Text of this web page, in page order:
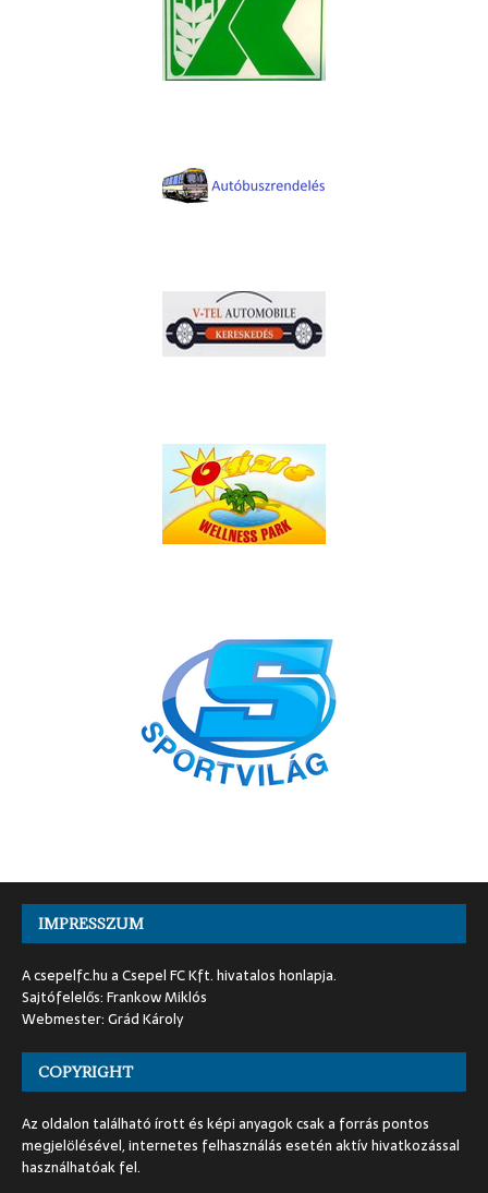
IMPRESSZUM
A csepelfc.hu a Csepel FC Kft. hivatalos honlapja.
Sajtófelelős: Frankow Miklós
Webmester: Grád Károly
COPYRIGHT
Az oldalon található írott és képi anyagok csak a forrás pontos
megjelölésével, internetes felhasználás esetén aktív hivatkozással
használhatóak fel.